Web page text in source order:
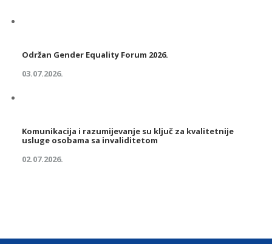
Održan Gender Equality Forum 2026.
03.07.2026.
Komunikacija i razumijevanje su ključ za kvalitetnije
usluge osobama sa invaliditetom
02.07.2026.